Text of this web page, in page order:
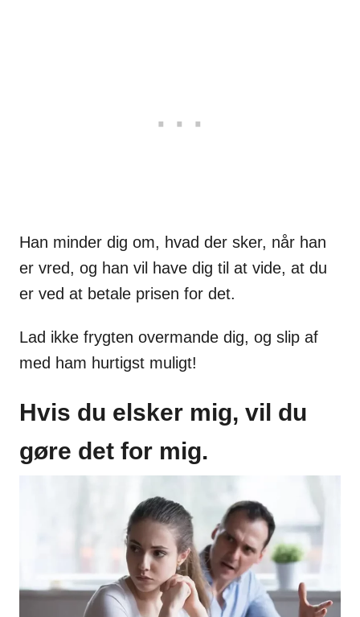
Han minder dig om, hvad der sker, når han
er vred, og han vil have dig til at vide, at du
er ved at betale prisen for det.
Lad ikke frygten overmande dig, og slip af
med ham hurtigst muligt!
Hvis du elsker mig, vil du
gøre det for mig.